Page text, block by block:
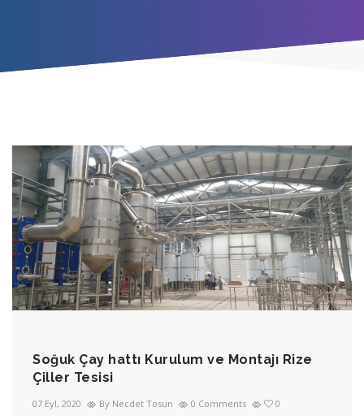
Soğuk Çay hattı Kurulum ve Montajı Rize
Çiller Tesisi
07 Eyl, 2020 By Necdet Tosun 0 Comments
0